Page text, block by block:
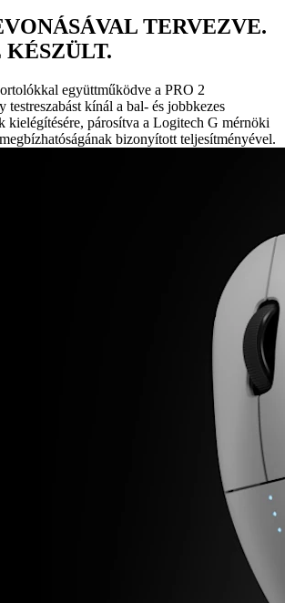
TERVEZVE.
KÉSZÜLT.
együttműködve a PRO 2
kínál a bal- és jobbkezes
kielégítésére, párosítva a Logitech G mérnöki
bizonyított teljesítményével.